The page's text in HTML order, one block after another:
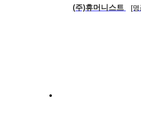
(주)휴머니스트 [